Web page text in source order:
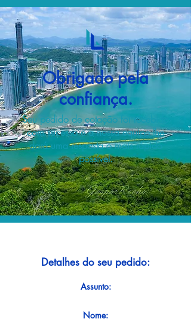
Obrigado pela
confiança.
Seu pedido de cotação foi recebido
com sucesso e a nossa equipe lhe
dará uma resposta o mais rápido
possível.
Detalhes do seu pedido:
Assunto:
Nome: